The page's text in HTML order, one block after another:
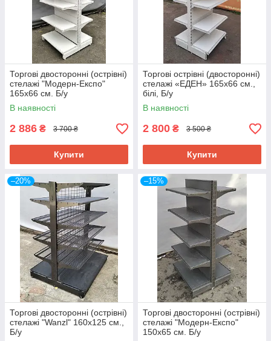
Торгові двосторонні (острівні)
стелажі "Модерн-Експо"
165х66 см. Б/у
В наявності
2 886 ₴ 3 700 ₴
Купити
Торгові острівні (двосторонні)
стелажі «ЕДЕН» 165х66 см.,
білі, Б/у
В наявності
2 800 ₴ 3 500 ₴
Купити
–20%
Торгові двосторонні (острівні)
стелажі "Wanzl" 160х125 см.,
Б/у
–15%
Торгові двосторонні (острівні)
стелажі "Модерн-Експо"
150х65 см. Б/у